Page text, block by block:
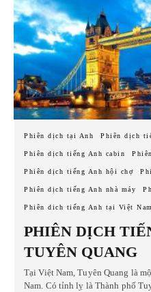
Phiên dịch tại Anh Phiên dịch
Phiên dịch tiếng Anh cabin
Phiên dịch tiếng Anh hội chợ
Phiên dịch tiếng Anh nhà máy
Phiên dich tiếng Anh tại Việt Nam
PHIÊN DỊCH
TUYÊN QUANG
Tại Việt Nam, Tuyên Quang là
Nam. Có tỉnh lỵ là Thành phố